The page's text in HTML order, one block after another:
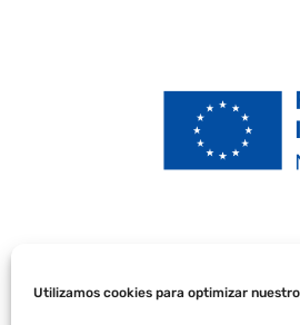
Utilizamos cookies para optimizar